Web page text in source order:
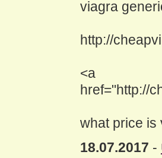
viagra
http://
<a
href="http://
what price is
18.07.2017 -